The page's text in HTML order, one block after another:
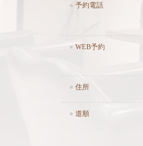
● 予約電話
● WEB予約
● 住所
● 道順